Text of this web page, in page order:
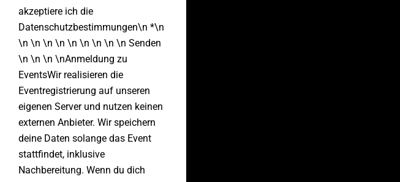
akzeptiere ich die
Datenschutzbestimmungen\n *\n
\n \n \n \n \n \n \n \n \n Senden
\n \n \n \nAnmeldung zu
EventsWir realisieren die
Eventregistrierung auf unseren
eigenen Server und nutzen keinen
externen Anbieter. Wir speichern
deine Daten solange das Event
stattfindet, inklusive
Nachbereitung. Wenn du dich